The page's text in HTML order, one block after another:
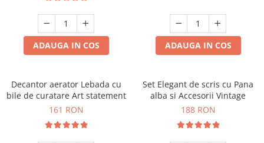
ADAUGA IN COS ADAUGA IN COS
Decantor aerator Lebada cu
bile de curatare Art statement
161 RON
Set Elegant de scris cu Pana
alba si Accesorii Vintage
188 RON